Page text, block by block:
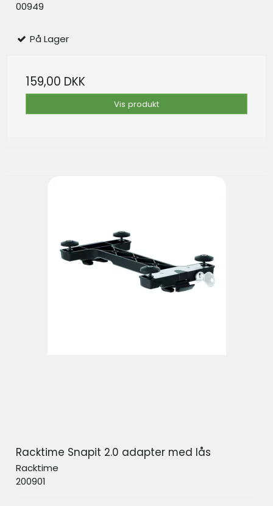
00949
På Lager
159,00 DKK
Vis produkt
Racktime Snapit 2.0 adapter med lås
Racktime
200901